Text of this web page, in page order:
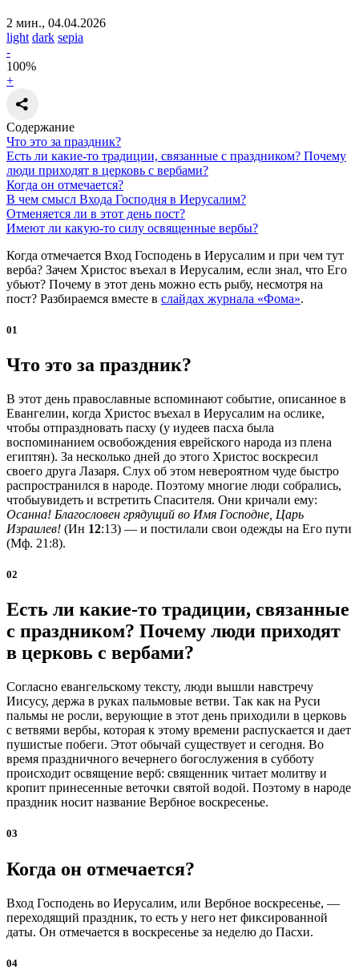
2 мин., 04.04.2026
light dark sepia
-
100%
+
Содержание
Что это за праздник?
Есть ли какие-то традиции, связанные с праздником? Почему
люди приходят в церковь с вербами?
Когда он отмечается?
В чем смысл Входа Господня в Иерусалим?
Отменяется ли в этот день пост?
Имеют ли какую-то силу освященные вербы?
Когда отмечается Вход Господень в Иерусалим и при чем тут
верба? Зачем Христос въехал в Иерусалим, если знал, что Его
убьют? Почему в этот день можно есть рыбу, несмотря на
пост? Разбираемся вместе в слайдах журнала «Фома».
01
Что это за праздник?
В этот день православные вспоминают событие, описанное в
Евангелии, когда Христос въехал в Иерусалим на ослике,
чтобы отпраздновать пасху (у иудеев пасха была
воспоминанием освобождения еврейского народа из плена
египтян). За несколько дней до этого Христос воскресил
своего друга Лазаря. Слух об этом невероятном чуде быстро
распространился в народе. Поэтому многие люди собрались,
чтобыувидеть и встретить Спасителя. Они кричали ему:
Осанна! Благословен грядущий во Имя Господне, Царь
Израилев! (Ин 12:13) — и постилали свои одежды на Его пути
(Мф. 21:8).
02
Есть ли какие-то традиции, связанные
с праздником? Почему люди приходят
в церковь с вербами?
Согласно евангельскому тексту, люди вышли навстречу
Иисусу, держа в руках пальмовые ветви. Так как на Руси
пальмы не росли, верующие в этот день приходили в церковь
с ветвями вербы, которая к этому времени распускается и дает
пушистые побеги. Этот обычай существует и сегодня. Во
время праздничного вечернего богослужения в субботу
происходит освящение верб: священник читает молитву и
кропит принесенные веточки святой водой. Поэтому в народе
праздник носит название Вербное воскресенье.
03
Когда он отмечается?
Вход Господень во Иерусалим, или Вербное воскресенье, —
переходящий праздник, то есть у него нет фиксированной
даты. Он отмечается в воскресенье за неделю до Пасхи.
04